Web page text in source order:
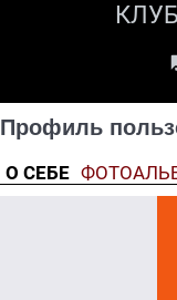
Профиль
О СЕБЕ